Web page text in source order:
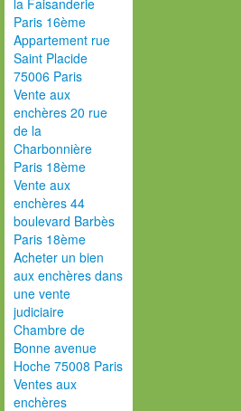
la Faisanderie
Paris 16ème
Appartement rue
Saint Placide
75006 Paris
Vente aux
enchères 20 rue
de la
Charbonnière
Paris 18ème
Vente aux
enchères 44
boulevard Barbès
Paris 18ème
Acheter un bien
aux enchères dans
une vente
judiciaire
Chambre de
Bonne avenue
Hoche 75008 Paris
Ventes aux
enchères